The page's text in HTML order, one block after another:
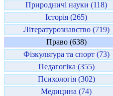
Природничі науки (118)
Історія (265)
Літературознавство (719)
Право (638)
Фізкультура та спорт (73)
Педагогіка (355)
Психологія (302)
Медицина (74)